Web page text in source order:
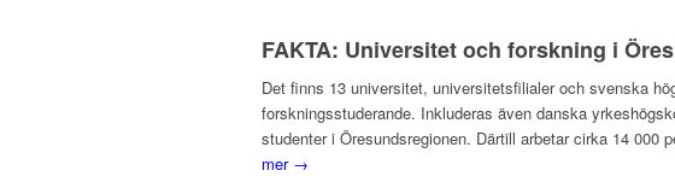
FAKTA: Universitet och forskning i
Det finns 13 universitet, universitetsfilialer och svenska
forskningsstuderande. Inkluderas även danska
studenter i Öresundsregionen. Därtill arbetar cirka 14 000
mer →